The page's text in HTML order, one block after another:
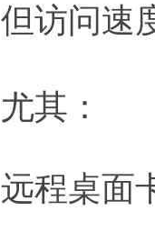
但访问速
尤其：
远程桌面